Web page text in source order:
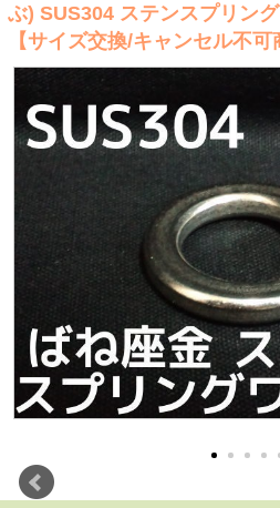
ぶ) SUS304 ステンスプリン
【サイズ交換/キャンセル不可